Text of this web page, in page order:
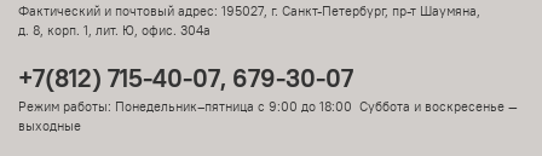
Фактический и почтовый адрес: 195027, г. Санкт-Петербург, пр-т Шаумяна,
д. 8, корп. 1, лит. Ю, офис. 304а
+7(812) 715-40-07, 679-30-07
Режим работы: Понедельник–пятница с 9:00 до 18:00 Суббота и воскресенье —
выходные